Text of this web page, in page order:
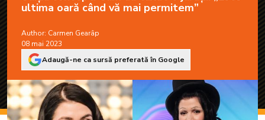
permitem”
ultima oară când vă mai permitem”
Author: Carmen Gearâp
08 mai 2023
Adaugă-ne ca sursă preferată în Google